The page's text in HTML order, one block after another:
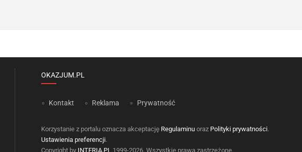
OKAZJUM.PL
Kontakt Reklama Prywatność
Korzystanie z portalu oznacza akceptację Regulaminu oraz Polityki prywatności.
Ustawienia preferencji.
Copyright by INTERIA.PL 1999-2026. Wszystkie prawa zastrzeżone.